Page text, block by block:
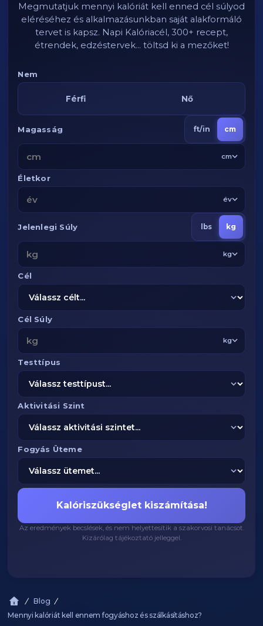
Megmutatjuk mennyi kalóriát kell enned cél súlyod
eléréséhez és alkalmazásunkban saját alakformáló
tervet is kapsz. Napi Kalóriacél, 300+ recept,
étrendek, edzéstervek... töltsd ki a mezőket!
Nem
Férfi Nő
Magasság ft/in cm
cm
Életkor
év
Jelenlegi Súly lbs kg
kg
Cél
Cél Súly
kg
Testtípus
Aktivitási Szint
Fogyás Üteme
Kalóriszükséglet kiszámítása!
Az eredmények becslések, és nem helyettesítik a szakorvosi tanácsot.
Kizárólag tájékoztató jelleggel.
Blog
Mennyi kalóriát kell ennem fogyáshoz és szálkásításhoz?